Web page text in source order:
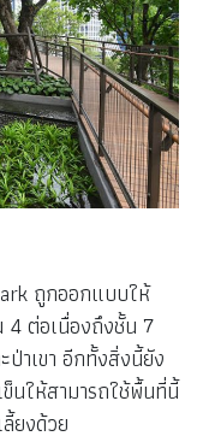
ถูกออกแบบให้
4 ต่อเนื่องถึงชั้น 7
ป่าเขา อีกทั้งสิ่งนี้ยัง
นให้สามารถใช้พื้นที่นี้
ยงด้วย